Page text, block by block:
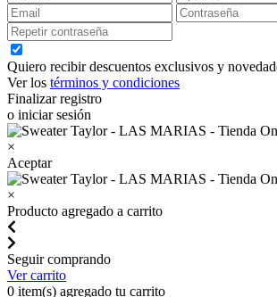
Quiero recibir descuentos exclusivos y
Ver los términos y condiciones
Finalizar registro
o iniciar sesión
×
Aceptar
×
Producto agregado a carrito
Seguir comprando
Ver carrito
0 item(s) agregado tu carrito